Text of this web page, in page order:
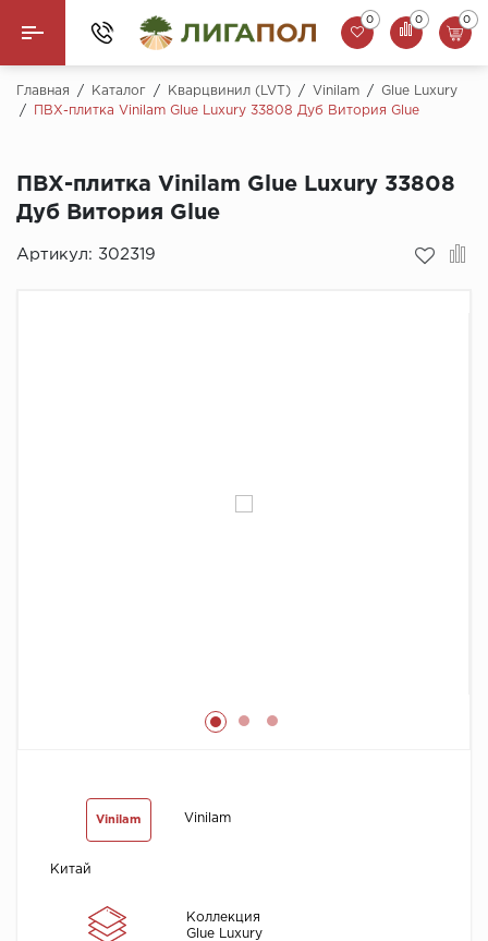
Назад
Кварцвинил (LVT)
0 0 0
Главная / Каталог / Кварцвинил (LVT) / Vinilam /
Glue Luxury
/
ПВХ-плитка Vinilam Glue Luxury 33808 Дуб Витория Glue
ПВХ-плитка Vinilam Glue Luxury 33808
Дуб Витория Glue
Артикул: 302319
Vinilam Vinilam
Китай
Коллекция
Glue Luxury